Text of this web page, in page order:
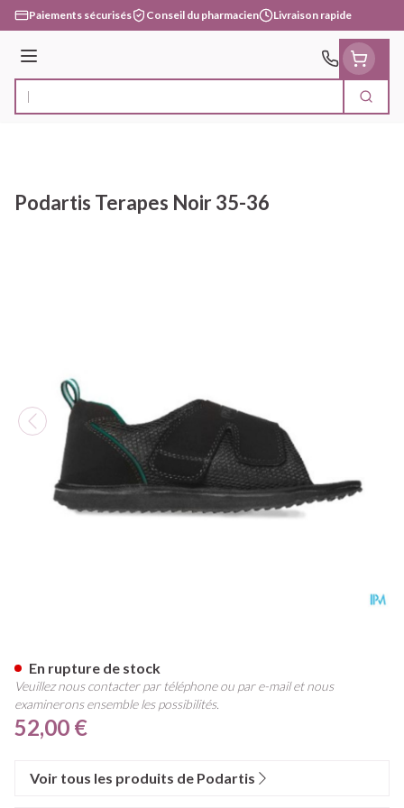
Aller au contenu
Paiements sécurisés Conseil du pharmacien Livraison rapide
Menu
Rechercher
Podartis Terapes Noir 35-36
52,00 €
En rupture de stock
Veuillez nous contacter par téléphone ou par e-mail et nous
examinerons ensemble les possibilités.
Voir tous les produits de Podartis